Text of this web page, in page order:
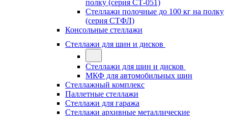
полку (серия СТ-051)
Стеллажи полочные до 100 кг на полку
(серия СТФЛ)
Консольные стеллажи
Стеллажи для шин и дисков
Стеллажи для шин и дисков
МКФ для автомобильных шин
Стеллажный комплекс
Паллетные стеллажи
Стеллажи для гаража
Стеллажи архивные металлические